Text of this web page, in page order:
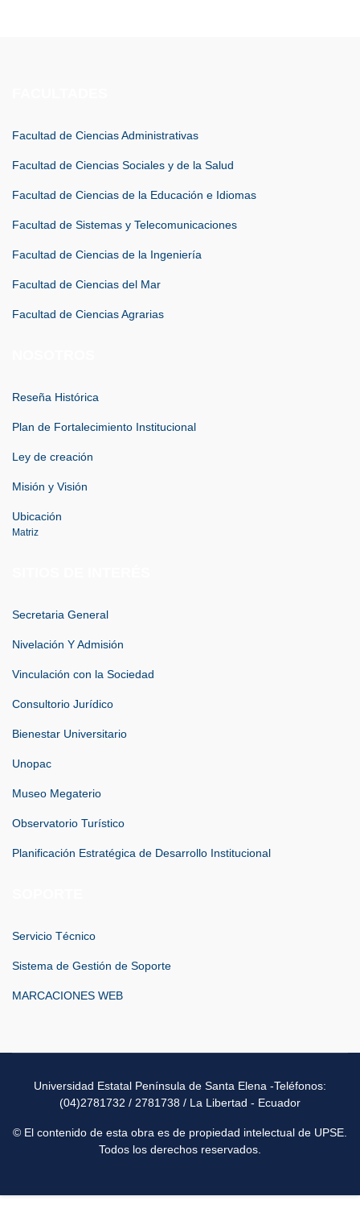
Facultad de Ciencias Administrativas
Facultad de Ciencias Sociales y de la Salud
Facultad de Ciencias de la Educación e Idiomas
Facultad de Sistemas y Telecomunicaciones
Facultad de Ciencias de la Ingeniería
Facultad de Ciencias del Mar
Facultad de Ciencias Agrarias
Reseña Histórica
Plan de Fortalecimiento Institucional
Ley de creación
Misión y Visión
Ubicación
Matriz
Secretaria General
Nivelación Y Admisión
Vinculación con la Sociedad
Consultorio Jurídico
Bienestar Universitario
Unopac
Museo Megaterio
Observatorio Turístico
Planificación Estratégica de Desarrollo Institucional
Servicio Técnico
Sistema de Gestión de Soporte
MARCACIONES WEB
Universidad Estatal Península de Santa Elena -Teléfonos:
(04)2781732 / 2781738 / La Libertad - Ecuador
© El contenido de esta obra es de propiedad intelectual de UPSE.
Todos los derechos reservados.